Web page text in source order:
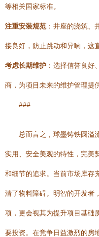
等相关国家标准。
注重安装规范 ：井座的浇筑、
接良好，防止跳动和异响，这
考虑长期维护 ：选择信誉良好
商，为项目未来的维护管理提
###
总而言之，球墨铸铁圆溢
实用、安全美观的特性，完美
和细节的追求。当前市场库存
清了物料障碍。明智的开发者
项，更会视其为提升项目基础
要投资。在竞争日益激烈的房